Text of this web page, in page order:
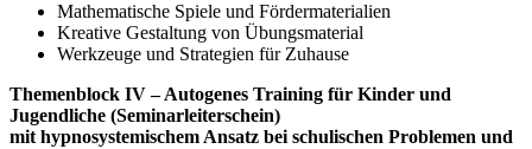
Mathematische Spiele und Fördermaterialien
Kreative Gestaltung von Übungsmaterial
Werkzeuge und Strategien für Zuhause
Themenblock IV – Autogenes Training für Kinder und
Jugendliche (Seminarleiterschein)
mit hypnosystemischem Ansatz bei schulischen Problemen und